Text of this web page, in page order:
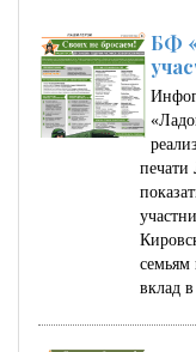
БФ
печати
семьям
вклад